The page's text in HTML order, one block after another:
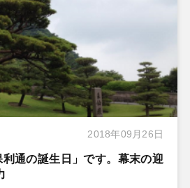
2018年09月26日
通の誕生日」です。幕末の迎